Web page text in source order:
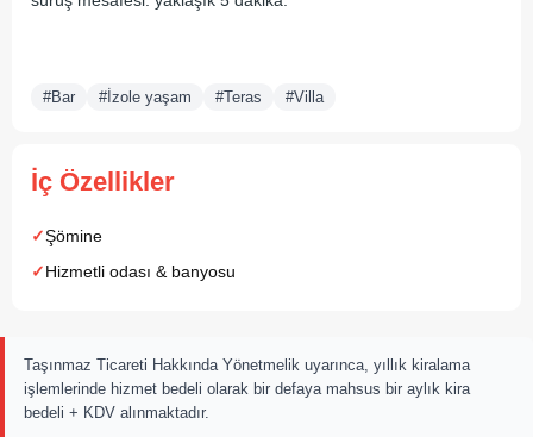
#Bar #İzole yaşam #Teras #Villa
İç Özellikler
Şömine
Hizmetli odası & banyosu
Taşınmaz Ticareti Hakkında Yönetmelik uyarınca, yıllık kiralama
işlemlerinde hizmet bedeli olarak bir defaya mahsus bir aylık kira
bedeli + KDV alınmaktadır.